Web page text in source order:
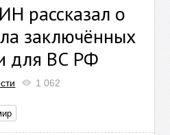
рассказал о
заключённых
для ВС РФ
1 062